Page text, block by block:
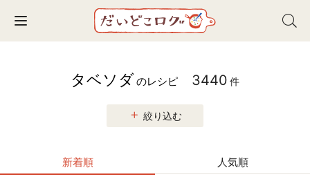
Toggle navigation
タベソダのレシピ 3440 件
絞り込む
新着順 人気順